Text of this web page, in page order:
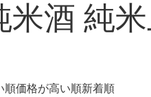
米酒 純
順価格が高い順新着順